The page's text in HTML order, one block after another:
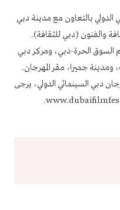
الدولي بالتعاون مع مدينة دبي
والفنون (دبي للثقافة).
السوق الحرة-دبي، ومركز دبي
ومدينة جميرا، مقر المهرجان.
دبي السينمائي الدولي، يرجى
.